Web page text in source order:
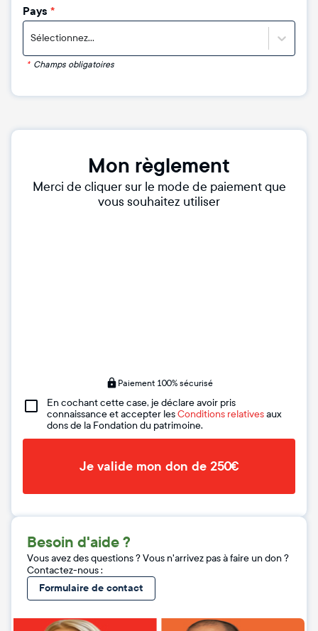
Pays *
Sélectionnez...
* Champs obligatoires
Mon règlement
Merci de cliquer sur le mode de paiement que
vous souhaitez utiliser
Paiement 100% sécurisé
En cochant cette case, je déclare avoir pris
connaissance et accepter lesConditions relativesaux
dons de la Fondation du patrimoine.
Je valide mon don de 250€
Besoin d'aide ?
Vous avez des questions ? Vous n'arrivez pas à faire un don ?
Contactez-nous :
Formulaire de contact